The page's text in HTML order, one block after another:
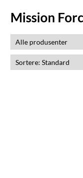
Mission